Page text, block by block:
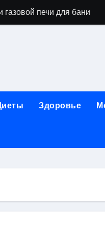
печи для бани
применения GPU-
обучения и
реабилитации
принципы,
МРТ на современном
промышленности в
Здоровье